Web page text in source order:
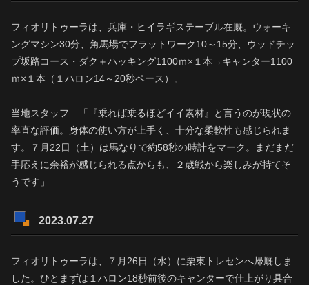
フィオリトゥーラは、兵庫・ヒイラギステーブル在厩。ウォーキ
ングマシン30分、角馬場でフラットワーク10～15分、ウッドチッ
プ坂路コース・ダク＋ハッキング1100ｍ×１本→キャンター1100
ｍ×１本（１ハロン14～20秒ペース）。
当地スタッフ 「『乗れば乗るほどイイ素材』と言うのが現状の
率直な評価。身体の使い方が上手く、十分な柔軟性も感じられま
す。７月22日（土）は馬なりで約58秒の時計をマーク。まだまだ
手応えに余裕が感じられる点からも、２歳戦から楽しみが持てそ
うです」
2023.07.27
フィオリトゥーラは、７月26日（水）に栗東トレセンへ帰厩しま
した。ひとまずは１ハロン18秒前後のキャンターで仕上がり具合